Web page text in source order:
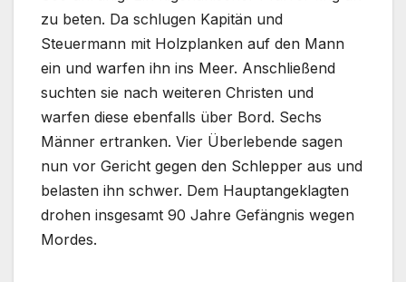
zu beten. Da schlugen Kapitän und
Steuermann mit Holzplanken auf den Mann
ein und warfen ihn ins Meer. Anschließend
suchten sie nach weiteren Christen und
warfen diese ebenfalls über Bord. Sechs
Männer ertranken. Vier Überlebende sagen
nun vor Gericht gegen den Schlepper aus und
belasten ihn schwer. Dem Hauptangeklagten
drohen insgesamt 90 Jahre Gefängnis wegen
Mordes.